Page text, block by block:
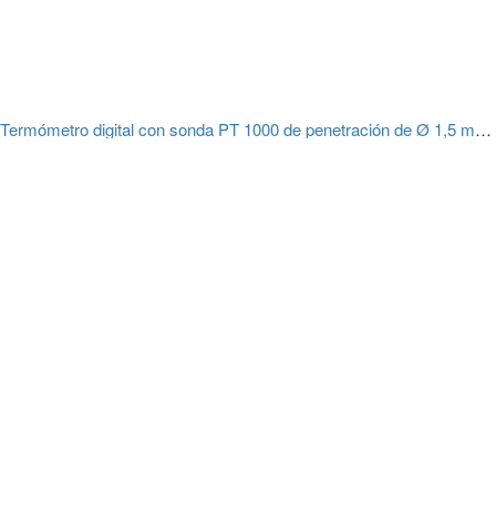
Termómetro digital con sonda PT 1000 de penetración de Ø 1,5 mm Greisinger G 1730